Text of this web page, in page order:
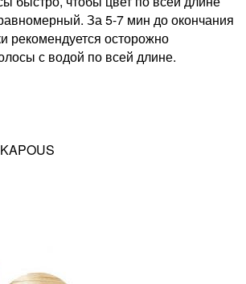
За 5-7 мин до окончания
рекомендуется осторожно
с водой по всей длине.
KAPOUS